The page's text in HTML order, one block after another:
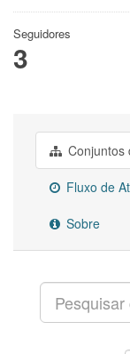
Seguidores
3
Conjuntos
Fluxo de
Sobre